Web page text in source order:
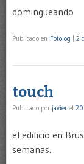
domingueando
Publicado en Fotolog 2
touch
Publicado por javier el 20
el edificio en
semanas.